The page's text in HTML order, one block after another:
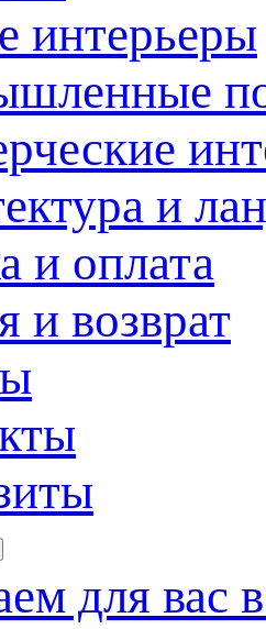
интерьеры
и
и оплата
и возврат
для вас